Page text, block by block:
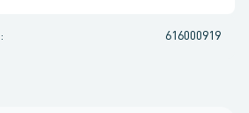
: 616000919